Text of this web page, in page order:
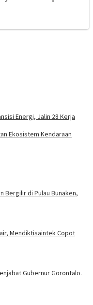
Energi, Jalin 28 Kerja
Ekosistem Kendaraan
Bergilir di Pulau Bunaken,
Mendiktisaintek Copot
Gubernur Gorontalo.